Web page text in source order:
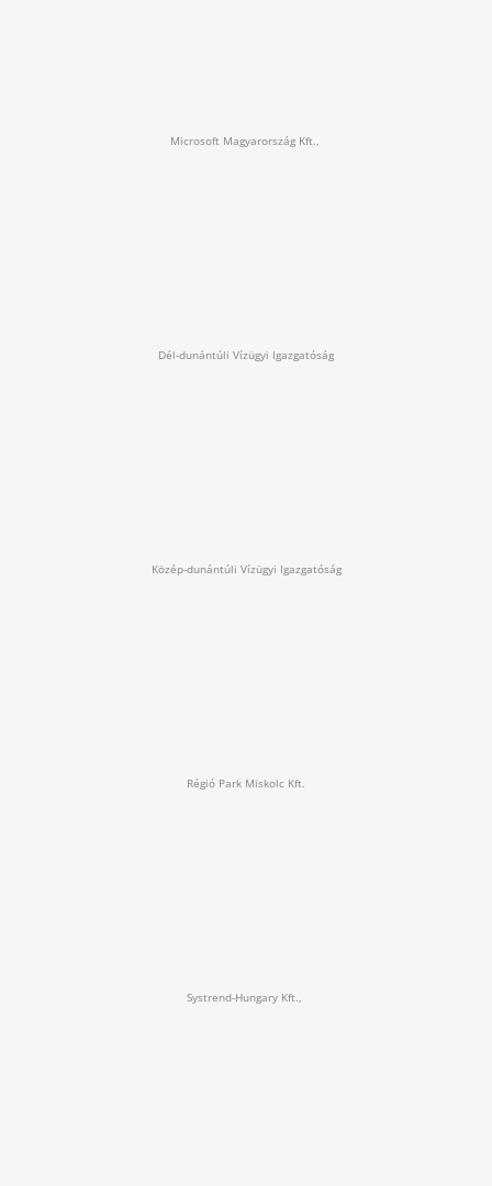
Microsoft Magyarország Kft.,
Dél-dunántúli Vízügyi Igazgatóság
Közép-dunántúli Vízügyi Igazgatóság
Régió Park Miskolc Kft.
Systrend-Hungary Kft.,